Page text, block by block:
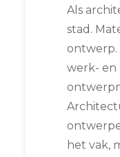
Als
stad.
ontwerp.
werk- en
het vak,